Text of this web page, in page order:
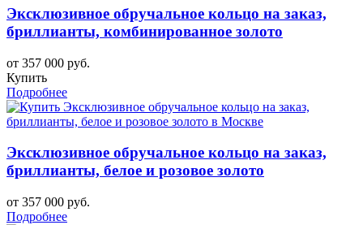
Эксклюзивное обручальное кольцо на заказ,
бриллианты, комбинированное золото
от 357 000 руб.
Купить
Подробнее
Эксклюзивное обручальное кольцо на заказ,
бриллианты, белое и розовое золото
от 357 000 руб.
Подробнее